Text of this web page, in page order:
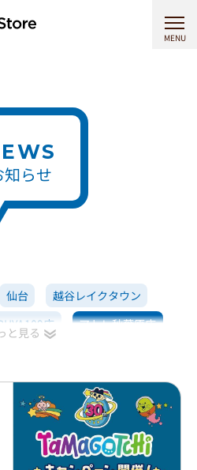
MENU
知らせ
仙台
越谷レイクタウン
店
アトレ秋葉原店
大日店
心斎橋PARCO店